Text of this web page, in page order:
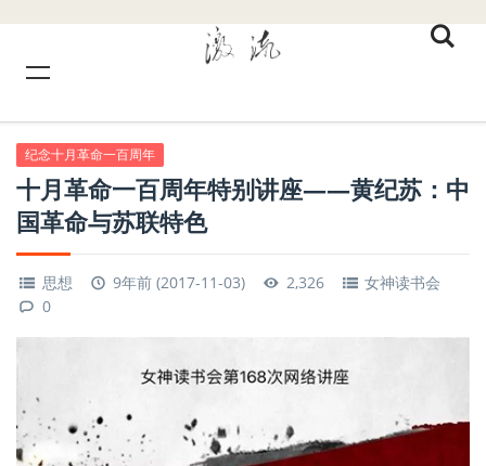
纪念十月革命一百周年
十月革命一百周年特别讲座——黄纪苏：中
国革命与苏联特色
思想 9年前 (2017-11-03) 2,326
女神读书会
0